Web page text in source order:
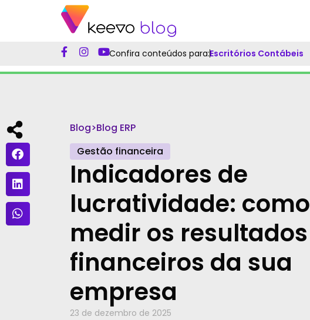
Confira conteúdos para:Escritórios Contábeis
Blog>Blog ERP
Gestão financeira
Indicadores de
lucratividade: como
medir os resultados
financeiros da sua
empresa
23 de dezembro de 2025